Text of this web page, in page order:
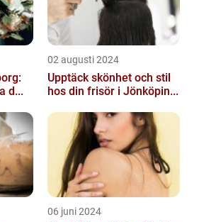
d...
02 augusti 2024
Upptäck skönhet och stil
hos din frisör i Jönköpin...
06 juni 2024